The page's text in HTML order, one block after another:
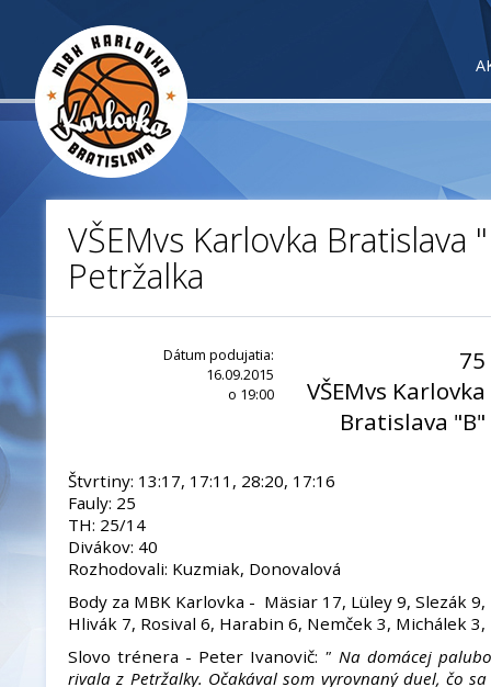
VŠEMvs Karlovka Bratislava
Petržalka
Dátum podujatia:
16.09.2015
o 19:00
75
VŠEMvs Karlovka
Bratislava "B"
Štvrtiny: 13:17, 17:11, 28:20, 17:16
Fauly: 25
TH: 25/14
Divákov: 40
Rozhodovali: Kuzmiak, Donovalová
Body za MBK Karlovka - Mäsiar 17, Lüley 9, Slezák
Hlivák 7, Rosival 6, Harabin 6, Nemček 3, Michálek 3,
Slovo trénera - Peter Ivanovič: " Na domácej
rivala z Petržalky. Očakával som vyrovnaný duel, čo